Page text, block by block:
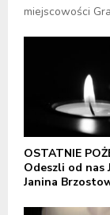
miejscowości
OSTATNIE
Odeszli od nas
Janina